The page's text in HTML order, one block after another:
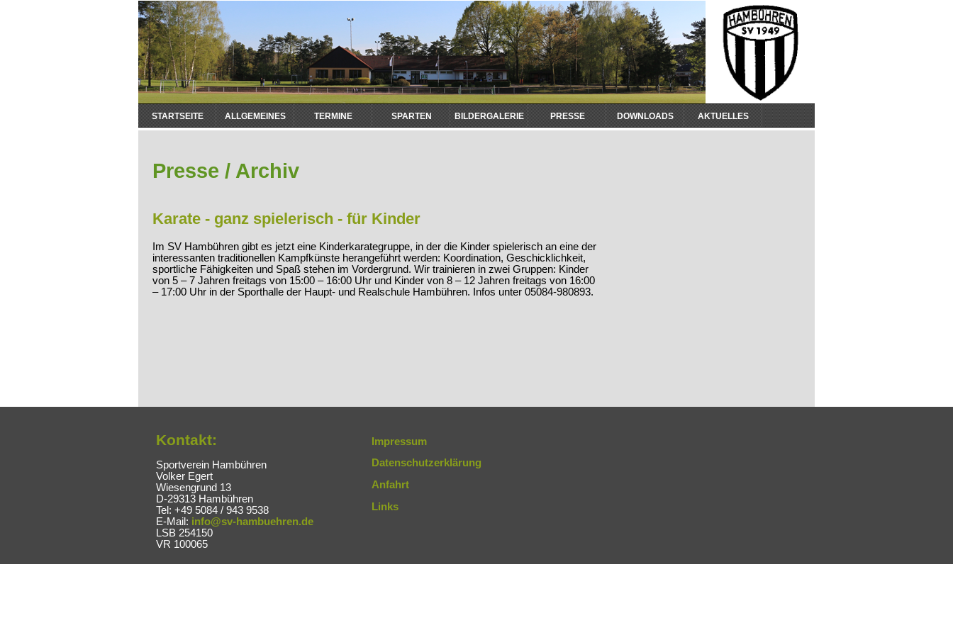
Navigation
überspringen
STARTSEITE ALLGEMEINES TERMINE SPARTEN BILDERGALERIE PRESSE DOWNLOADS AKTUELLES
Presse / Archiv
Karate - ganz spielerisch - für Kinder
Im SV Hambühren gibt es jetzt eine Kinderkarategruppe, in der die Kinder spielerisch an eine der
interessanten traditionellen Kampfkünste herangeführt werden: Koordination, Geschicklichkeit,
sportliche Fähigkeiten und Spaß stehen im Vordergrund. Wir trainieren in zwei Gruppen: Kinder
von 5 – 7 Jahren freitags von 15:00 – 16:00 Uhr und Kinder von 8 – 12 Jahren freitags von 16:00
– 17:00 Uhr in der Sporthalle der Haupt- und Realschule Hambühren. Infos unter 05084-980893.
Kontakt:
Sportverein Hambühren
Volker Egert
Wiesengrund 13
D-29313 Hambühren
Tel: +49 5084 / 943 9538
E-Mail: info@sv-hambuehren.de
LSB 254150
VR 100065
Impressum
Datenschutzerklärung
Anfahrt
Links